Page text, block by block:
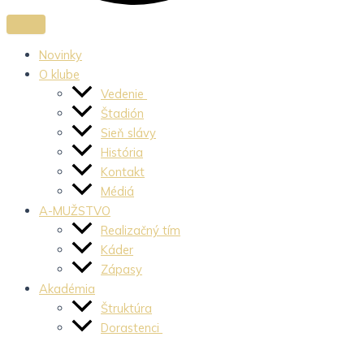
Novinky
O klube
Vedenie
Štadión
Sieň slávy
História
Kontakt
Médiá
A-MUŽSTVO
Realizačný tím
Káder
Zápasy
Akadémia
Štruktúra
Dorastenci